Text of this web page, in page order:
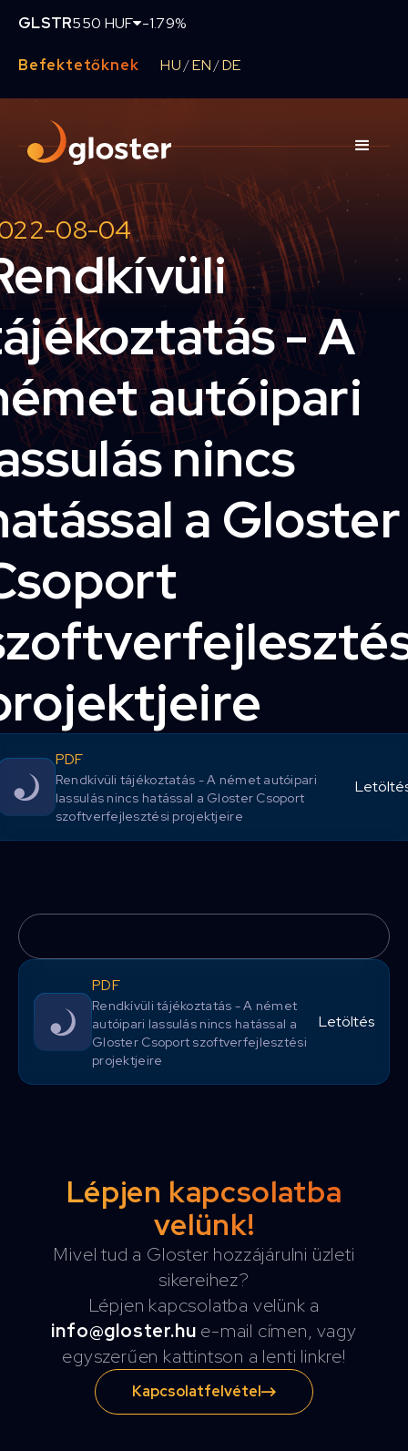
GLSTR550 HUF -1.79%
Befektetőknek HU /EN /DE
08-04
- A
autóipari
nincs
a Gloster
PDF
Rendkívüli tájékoztatás - A német autóipari
lassulás nincs hatással a Gloster Csoport
szoftverfejlesztési projektjeire
PDF
Rendkívüli tájékoztatás - A német
autóipari lassulás nincs hatással a
Gloster Csoport szoftverfejlesztési
projektjeire
Letöltés
Lépjen kapcsolatba
velünk!
Mivel tud a Gloster hozzájárulni üzleti
sikereihez?
Lépjen kapcsolatba velünk a
info@gloster.hu e-mail címen, vagy
egyszerűen kattintson a lenti linkre!
Kapcsolatfelvétel